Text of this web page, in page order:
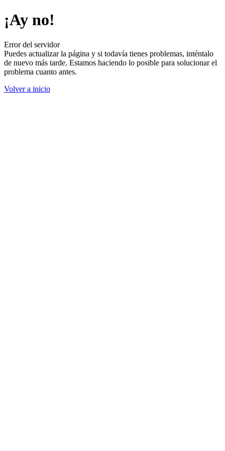
¡Ay no!
Error del servidor
Puedes actualizar la página y si todavía tienes problemas, inténtalo
de nuevo más tarde. Estamos haciendo lo posible para solucionar el
problema cuanto antes.
Volver a inicio